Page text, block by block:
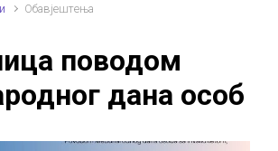
Обавјештења
поводом
дана особ